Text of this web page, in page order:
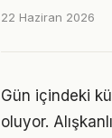
22 Haziran 2026
Gün içindeki
oluyor.